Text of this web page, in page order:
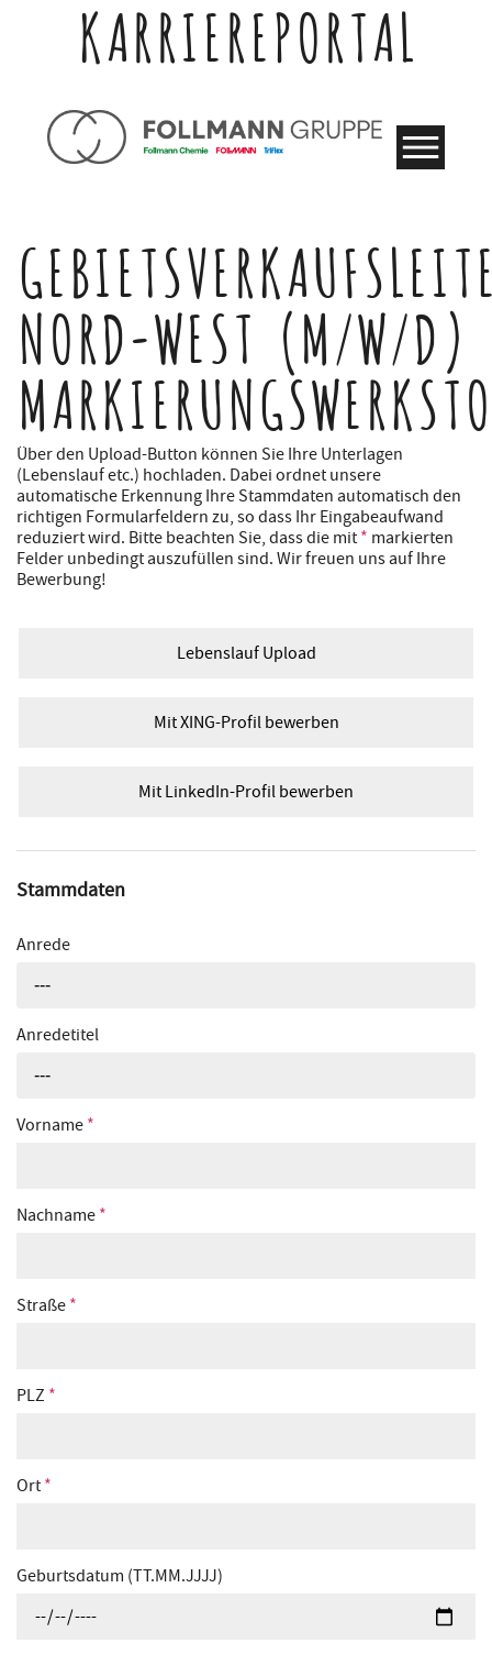
KARRIEREPORTAL
NORD-WEST (M/W/D)
Über den Upload-Button können Sie Ihre Unterlagen
(Lebenslauf etc.) hochladen. Dabei ordnet unsere
automatische Erkennung Ihre Stammdaten automatisch den
richtigen Formularfeldern zu, so dass Ihr Eingabeaufwand
reduziert wird. Bitte beachten Sie, dass die mit * markierten
Felder unbedingt auszufüllen sind. Wir freuen uns auf Ihre
Bewerbung!
Lebenslauf Upload
Mit XING-Profil bewerben
Mit LinkedIn-Profil bewerben
Stammdaten
Anrede
---
Anredetitel
---
Vorname *
Nachname *
Straße *
PLZ *
Ort *
Geburtsdatum (TT.MM.JJJJ)